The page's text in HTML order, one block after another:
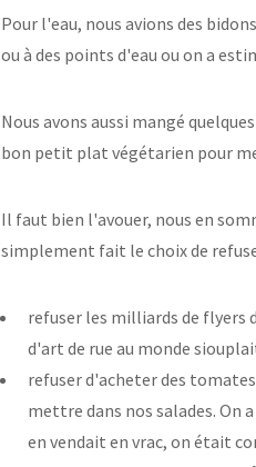
Pour l'eau, nous avions des
ou à des points d'eau ou on a
Nous avons aussi mangé
bon petit plat végétarien pour
Il faut bien l'avouer, nous en
simplement fait le choix de
refuser les milliards de flyers
d'art de rue au monde
refuser d'acheter des
mettre dans nos salades. On
en vendait en vrac, on était